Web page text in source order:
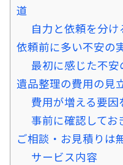
道
自力と依頼を分
依頼前に多い不安の
最初に感じた不安
遺品整理の費用の見
費用が増える要
事前に確認してお
ご相談・お見積りは
サービス内容